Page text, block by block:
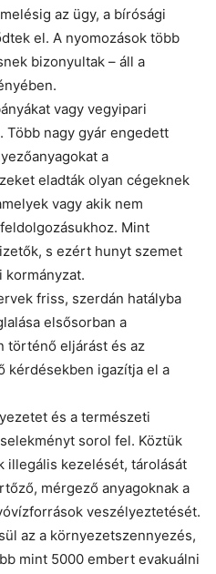
az ügy, a bírósági
el. A nyomozások több
bizonyultak – áll a
vagy vegyipari
Több nagy gyár engedett
a
eladták olyan cégeknek
vagy akik nem
Mint
s ezért hunyt szemet
friss, szerdán hatályba
elsősorban a
történő eljárást és az
kérdésekben igazítja el a
és a természeti
sorol fel. Köztük
illegális kezelését, tárolását
mérgező anyagoknak a
veszélyeztetését.
az a környezetszennyezés,
mint 5000 embert evakuálni
Mr wAIste Close